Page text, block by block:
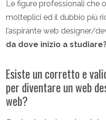
Le figure professionali che
molteplici ed il dubbio più
l’aspirante web designer/
da dove inizio a
Esiste un corretto e
per diventare un web
web?